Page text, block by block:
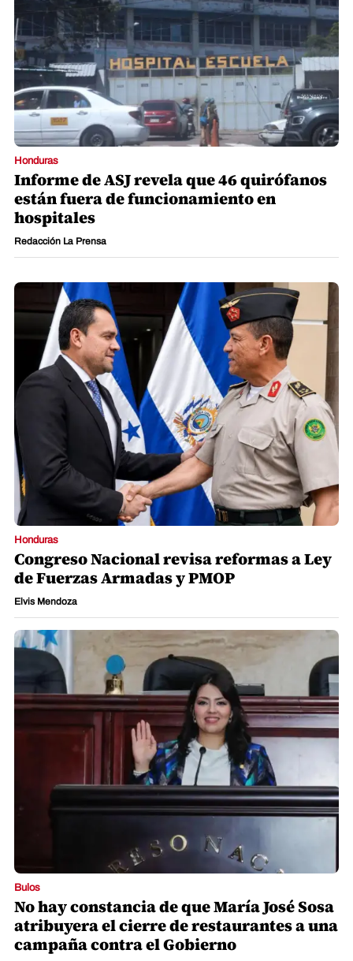
Honduras
Informe de ASJ revela que 46 quirófanos
están fuera de funcionamiento en
hospitales
Redacción La Prensa
Honduras
Congreso Nacional revisa reformas a Ley
de Fuerzas Armadas y PMOP
Elvis Mendoza
Bulos
No hay constancia de que María José Sosa
atribuyera el cierre de restaurantes a una
campaña contra el Gobierno